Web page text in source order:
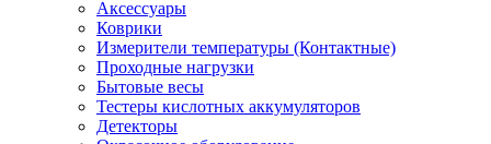
Аксессуары
Коврики
Измерители температуры (Контактные)
Проходные нагрузки
Бытовые весы
Тестеры кислотных аккумуляторов
Детекторы